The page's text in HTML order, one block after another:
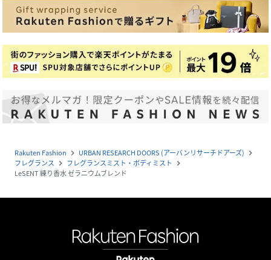
Rakuten Fashion navigate_next URBAN RESEARCH DOORS (アーバンリサーチドアーズ) navigate_next
フレグランス navigate_next フレグランスミスト・ボディミスト navigate_next
LeSENT 練り香水 ゼラニウムブレンド